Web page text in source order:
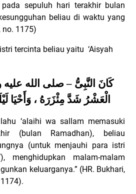
pada sepuluh hari terakhir bulan
beliau di waktu yang
no. 1175)
tercinta beliau yaitu ‘Aisyah
كَانَ النَّبِىُّ – صلى الله
الْعَشْرُ شَدَّ مِئْزَرَهُ ، وَأَحْيَا
‘alaihi wa sallam memasuki
(bulan Ramadhan), beliau
(untuk menjauhi para istri
menghidupkan malam-malam
keluarganya.” (HR. Bukhari,